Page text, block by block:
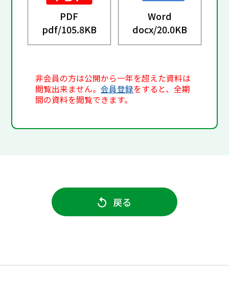
PDF
pdf/105.8KB
Word
docx/20.0KB
非会員の方は公開から一年を超えた資料は
閲覧出来ません。会員登録をすると、全期
間の資料を閲覧できます。
戻る